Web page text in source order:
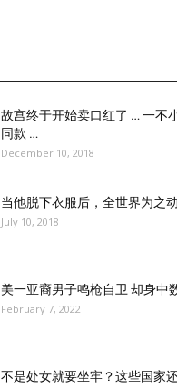
故宫终于开始卖口红了 … 一不
同款 …
December 10, 2018
当他脱下衣服后，全世界为之
July 10, 2018
美一亚裔男子鸣枪自卫 却身中
February 7, 2022
不是处女就要坐牢？这些国家